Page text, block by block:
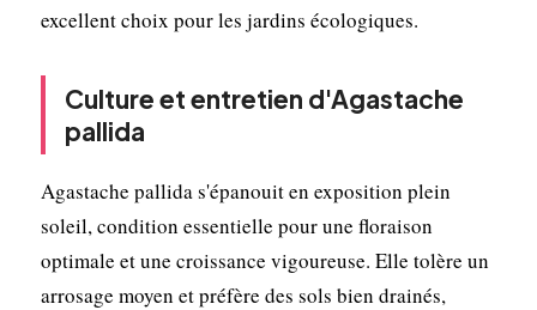
excellent choix pour les jardins écologiques.
Culture et entretien d'Agastache
pallida
Agastache pallida s'épanouit en exposition plein
soleil, condition essentielle pour une floraison
optimale et une croissance vigoureuse. Elle tolère un
arrosage moyen et préfère des sols bien drainés,